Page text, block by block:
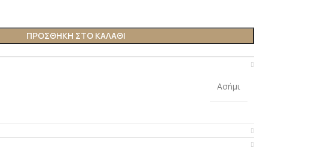
ΠΡΟΣΘΗΚΗ ΣΤΟ ΚΑΛΑΘΙ
Ασήμι